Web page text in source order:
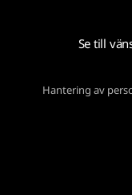
Se till
Hantering av